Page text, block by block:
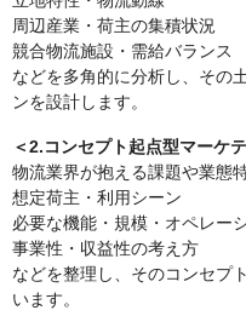
周辺産業・荷主の集積状況
競合物流施設・需給バランス
などを多角的に分析し、その
ンを設計します。
＜2.コンセプト起点型マーケ
物流業界が抱える課題や業態
想定荷主・利用シーン
必要な機能・規模・オペレー
事業性・収益性の考え方
などを整理し、そのコンセプ
います。